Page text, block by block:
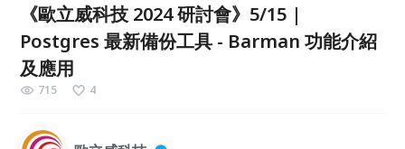
《歐立威科技 2024 研討會》5/15 |
Postgres 最新備份工具 - Barman 功能介紹
及應用
715 4